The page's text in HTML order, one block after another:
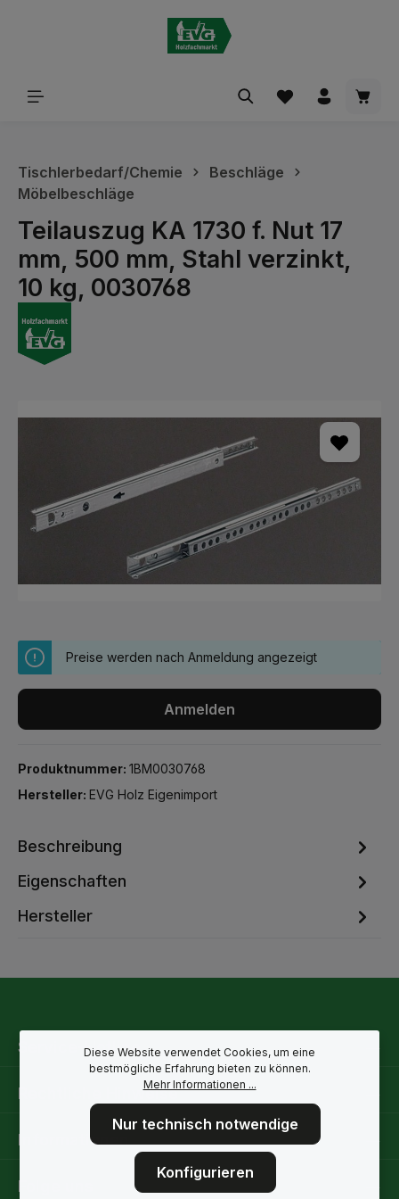
Tischlerbedarf/Chemie
Beschläge
Möbelbeschläge
Teilauszug KA 1730 f. Nut 17
mm, 500 mm, Stahl verzinkt,
10 kg, 0030768
Preise werden nach Anmeldung angezeigt
Anmelden
Produktnummer: 1BM0030768
Hersteller: EVG Holz Eigenimport
Beschreibung
Eigenschaften
Hersteller
Service-Hotline
Rechtliche Hinweise
Informationen
Folge uns
Diese Website verwendet Cookies, um eine
bestmögliche Erfahrung bieten zu können.
Mehr Informationen ...
Nur technisch notwendige
Konfigurieren